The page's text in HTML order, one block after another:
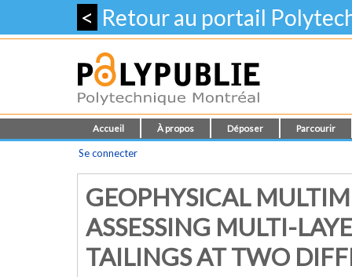
< Retour au portail
Accueil À propos Déposer Parcourir
Se connecter
GEOPHYSICAL
ASSESSING MULTI-
TAILINGS AT TWO